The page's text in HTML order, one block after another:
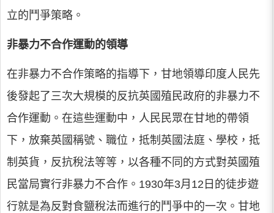
立的鬥爭策略。
非暴力不合作運動的領導
在非暴力不合作策略的指導下，甘地領導印度人民先
後發起了三次大規模的反抗英國殖民政府的非暴力不
合作運動。在這些運動中，人民民眾在甘地的帶領
下，放棄英國稱號、職位，抵制英國法庭、學校，抵
制英貨，反抗稅法等等，以各種不同的方式對英國殖
民當局實行非暴力不合作。1930年3月12日的徒步遊
行就是為反對食鹽稅法而進行的鬥爭中的一次。甘地